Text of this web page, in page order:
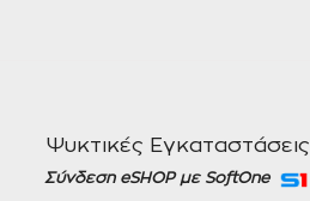
Ψυκτικές Εγκαταστάσεις
Σύνδεση eSHOP με SoftOne